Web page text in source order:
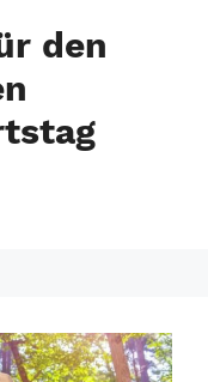
den